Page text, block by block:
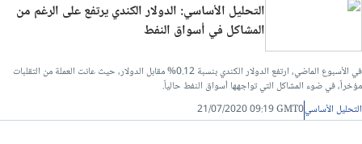
التحليل الأساسي: الدولار الكندي يرتفع على الرغم من
المشاكل في أسواق النفط
في الأسبوع الماضي، ارتفع الدولار الكندي بنسبة 0.12% مقابل الدولار، حيث عانت العملة من التقلبات
مؤخراً، في ضوء المشاكل التي تواجهها أسواق النفط حالياً.
التحليل الأساسي21/07/2020 09:19 GMT0